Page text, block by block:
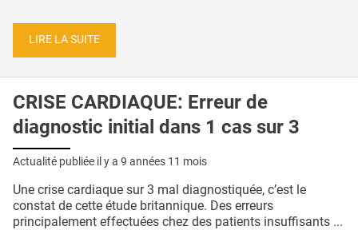
LIRE LA SUITE
CRISE CARDIAQUE: Erreur de
diagnostic initial dans 1 cas sur 3
Actualité publiée il y a 9 années 11 mois
Une crise cardiaque sur 3 mal diagnostiquée, c’est le
constat de cette étude britannique. Des erreurs
principalement effectuées chez des patients insuffisants ...